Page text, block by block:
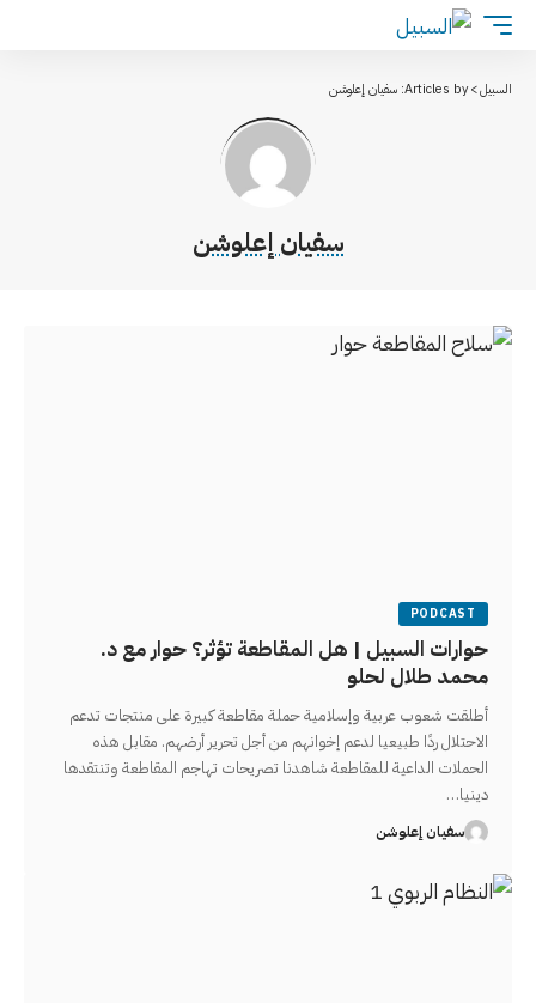
السبيل>Articles by: سفيان إعلوشن
سفيان إعلوشن
PODCAST
حوارات السبيل | هل المقاطعة تؤثر؟ حوار مع د.
محمد طلال لحلو
أطلقت شعوب عربية وإسلامية حملة مقاطعة كبيرة على منتجات تدعم
الاحتلال ردًا طبيعيا لدعم إخوانهم من أجل تحرير أرضهم. مقابل هذه
الحملات الداعية للمقاطعة شاهدنا تصريحات تهاجم المقاطعة وتنتقدها
دينيا…
سفيان إعلوشن